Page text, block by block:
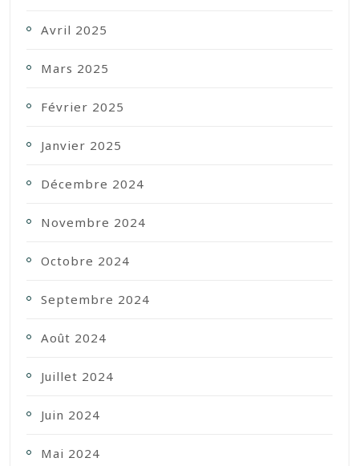
Avril 2025
Mars 2025
Février 2025
Janvier 2025
Décembre 2024
Novembre 2024
Octobre 2024
Septembre 2024
Août 2024
Juillet 2024
Juin 2024
Mai 2024